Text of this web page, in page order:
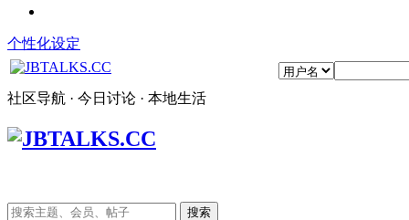
个性化设定
社区导航 · 今日讨论 · 本地生活
搜索